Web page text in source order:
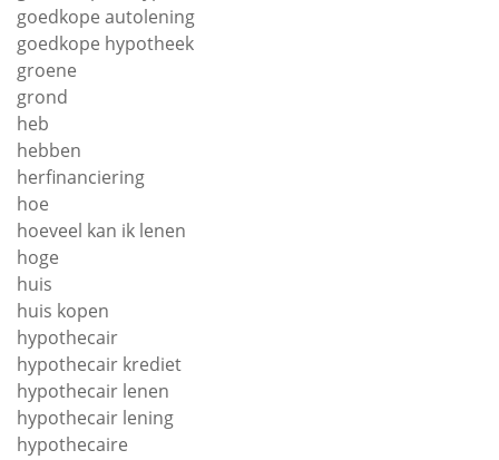
goedkope autolening
goedkope hypotheek
groene
grond
heb
hebben
herfinanciering
hoe
hoeveel kan ik lenen
hoge
huis
huis kopen
hypothecair
hypothecair krediet
hypothecair lenen
hypothecair lening
hypothecaire